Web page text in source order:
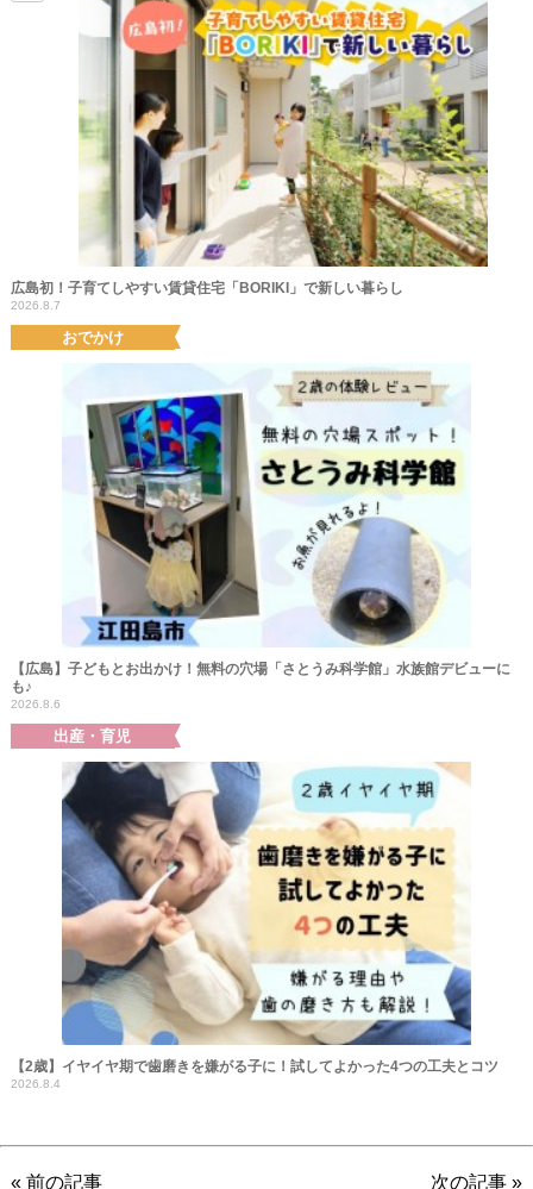
広島初！子育てしやすい賃貸住宅「BORIKI」で新しい暮らし
2026.8.7
おでかけ
【広島】子どもとお出かけ！無料の穴場「さとうみ科学館」水族館デビューに
も♪
2026.8.6
出産・育児
【2歳】イヤイヤ期で歯磨きを嫌がる子に！試してよかった4つの工夫とコツ
2026.8.4
« 前の記事 次の記事 »